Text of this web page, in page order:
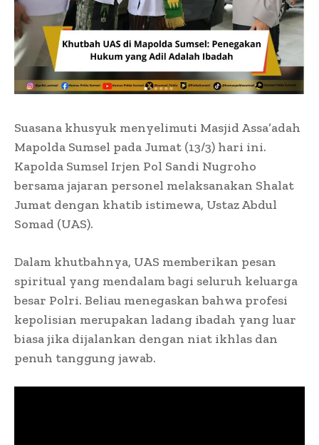
Suasana khusyuk menyelimuti Masjid Assa’adah
Mapolda Sumsel pada Jumat (13/3) hari ini.
Kapolda Sumsel Irjen Pol Sandi Nugroho
bersama jajaran personel melaksanakan Shalat
Jumat dengan khatib istimewa, Ustaz Abdul
Somad (UAS).
Dalam khutbahnya, UAS memberikan pesan
spiritual yang mendalam bagi seluruh keluarga
besar Polri. Beliau menegaskan bahwa profesi
kepolisian merupakan ladang ibadah yang luar
biasa jika dijalankan dengan niat ikhlas dan
penuh tanggung jawab.